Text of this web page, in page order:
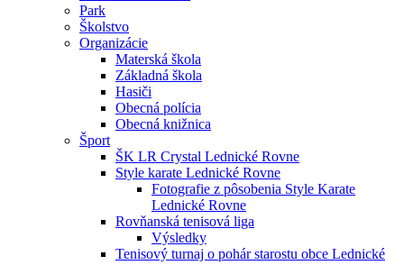
Park
Školstvo
Organizácie
Materská škola
Základná škola
Hasiči
Obecná polícia
Obecná knižnica
Šport
ŠK LR Crystal Lednické Rovne
Style karate Lednické Rovne
Fotografie z pôsobenia Style Karate
Lednické Rovne
Rovňanská tenisová liga
Výsledky
Tenisový turnaj o pohár starostu obce Lednické